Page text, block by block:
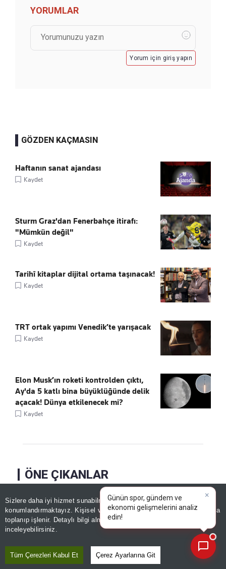
Sizlere daha iyi hizmet sunabilmek adına sitemizdeçerez
konumlandırmaktayız. Kişisel verileriniz, KVKK ve GDPR kapsamında
toplanıp işlenir. Detaylı bilgi almak için
inceleyebilirsiniz.
Tüm Çerezleri Kabul Et Çerez Ayarlarına Git
YORUMLAR
Yorum için giriş yapın
GÖZDEN KAÇMASIN
Haftanın sanat ajandası
Kaydet
Sturm Graz'dan Fenerbahçe itirafı:
"Mümkün değil"
Kaydet
Tarihî kitaplar dijital ortama taşınacak!
Kaydet
TRT ortak yapımı Venedik’te yarışacak
Kaydet
Elon Musk’ın roketi kontrolden çıktı,
Ay'da 5 katlı bina büyüklüğünde delik
açacak! Dünya etkilenecek mi?
Kaydet
ÖNE ÇIKANLAR
×
Günün spor, gündem ve
ekonomi gelişmelerini analiz
edin!